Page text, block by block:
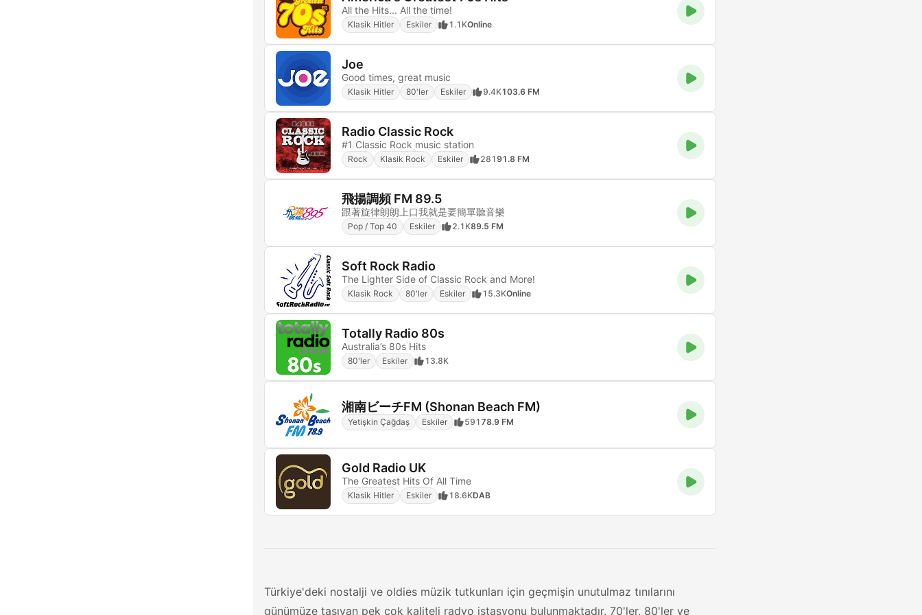
All the Hits... All the time!
Klasik Hitler Eskiler 1.1KOnline
Joe
Good times, great music
Klasik Hitler 80'ler Eskiler 9.4K103.6 FM
Radio Classic Rock
#1 Classic Rock music station
Rock Klasik Rock Eskiler 28191.8 FM
飛揚調頻 FM 89.5
跟著旋律朗朗上口我就是要簡單聽音樂
Pop / Top 40 Eskiler 2.1K89.5 FM
Soft Rock Radio
The Lighter Side of Classic Rock and More!
Klasik Rock 80'ler Eskiler 15.3KOnline
Totally Radio 80s
Australia’s 80s Hits
80'ler Eskiler 13.8K
湘南ビーチFM (Shonan Beach FM)
Yetişkin Çağdaş Eskiler 591 78.9 FM
Gold Radio UK
The Greatest Hits Of All Time
Klasik Hitler Eskiler 18.6KDAB
Türkiye'deki nostalji ve oldies müzik tutkunları için geçmişin unutulmaz tınılarını
günümüze taşıyan pek çok kaliteli radyo istasyonu bulunmaktadır. 70'ler, 80'ler ve